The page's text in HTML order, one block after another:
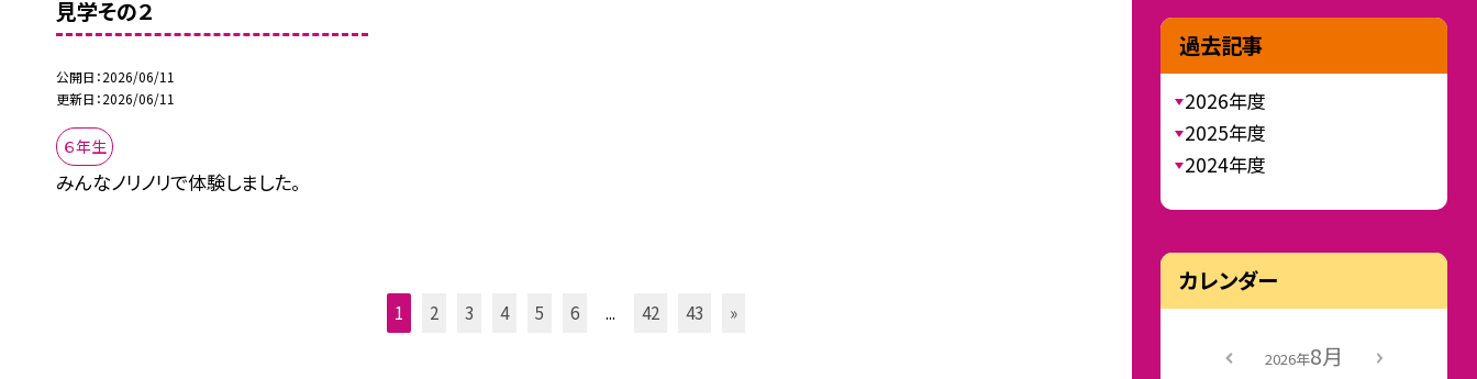
見学その２
公開日 2026/06/11
更新日 2026/06/11
６年生
みんなノリノリで体験しました。
1 2 3 4 5 6 ... 42 43 »
過去記事
2026年度
2025年度
2024年度
カレンダー
2026年8月